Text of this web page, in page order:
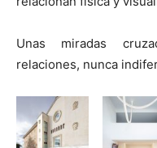
Unas miradas
relaciones, nunca